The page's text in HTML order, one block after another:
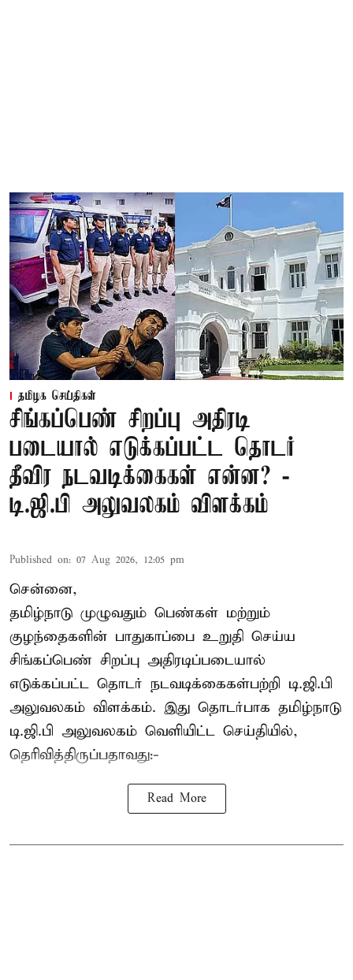
தமிழக செய்திகள்
சிங்கப்பெண் சிறப்பு அதிரடி
படையால் எடுக்கப்பட்ட தொடர்
தீவிர நடவடிக்கைகள் என்ன? -
டி.ஜி.பி அலுவலகம் விளக்கம்
Published on: 07 Aug 2026, 12:05 pm
சென்னை,
தமிழ்நாடு முழுவதும் பெண்கள் மற்றும்
குழந்தைகளின் பாதுகாப்பை உறுதி செய்ய
சிங்கப்பெண் சிறப்பு அதிரடிப்படையால்
எடுக்கப்பட்ட தொடர் நடவடிக்கைகள்பற்றி டி.ஜி.பி
அலுவலகம் விளக்கம். இது தொடர்பாக தமிழ்நாடு
டி.ஜி.பி அலுவலகம் வெளியிட்ட செய்தியில்,
தெரிவித்திருப்பதாவது:-
Read More